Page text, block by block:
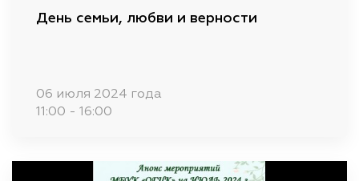
День семьи, любви и верности
06 июля 2024 года
11:00 - 16:00